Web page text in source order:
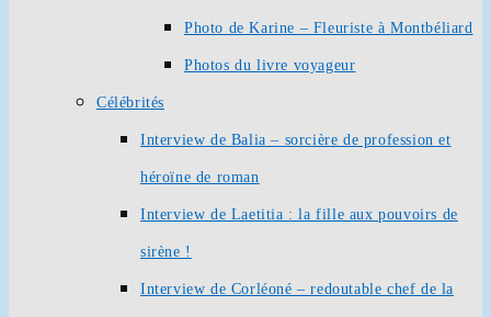
Photo de Karine – Fleuriste à Montbéliard
Photos du livre voyageur
Célébrités
Interview de Balia – sorcière de profession et
héroïne de roman
Interview de Laetitia : la fille aux pouvoirs de
sirène !
Interview de Corléoné – redoutable chef de la